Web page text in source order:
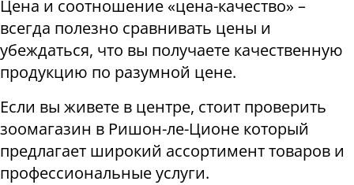
Цена и соотношение «цена-качество» –
всегда полезно сравнивать цены и
убеждаться, что вы получаете качественную
продукцию по разумной цене.
Если вы живете в центре, стоит проверить
зоомагазин в Ришон-ле-Ционе который
предлагает широкий ассортимент товаров и
профессиональные услуги.